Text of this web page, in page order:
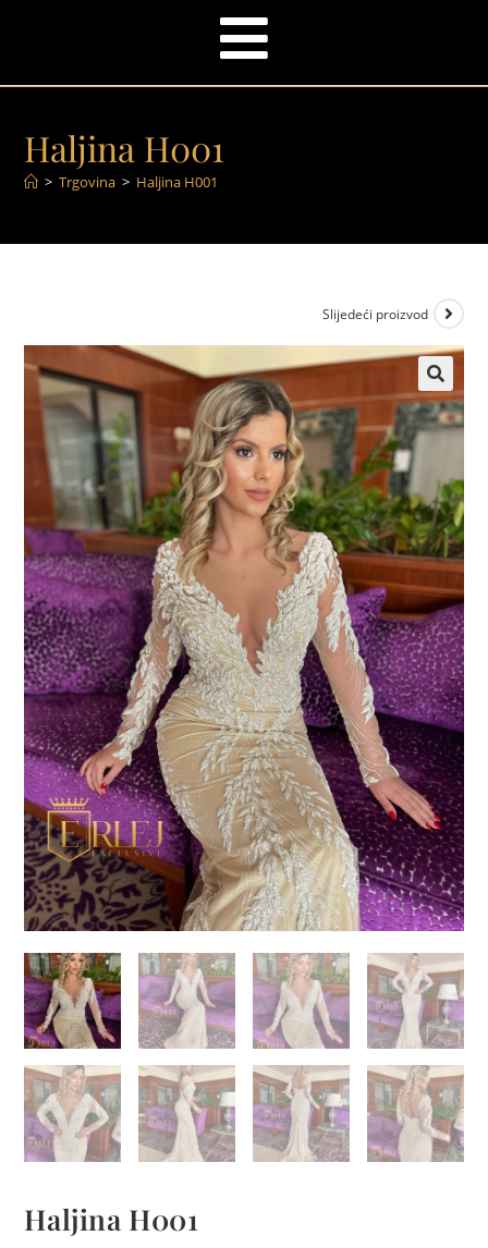
Haljina H001
> Trgovina > Haljina H001
Slijedeći proizvod
🔍
Haljina H001